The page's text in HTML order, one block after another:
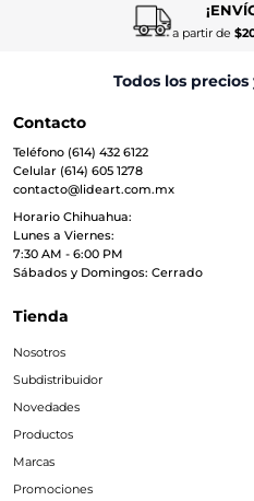
a partir de
Todos los
Contacto
Teléfono (614) 432 6122
Celular (614) 605 1278
contacto@lideart.com.mx
Horario Chihuahua:
Lunes a Viernes:
7:30 AM - 6:00 PM
Sábados y Domingos: Cerrado
Tienda
Nosotros
Subdistribuidor
Novedades
Productos
Marcas
Promociones